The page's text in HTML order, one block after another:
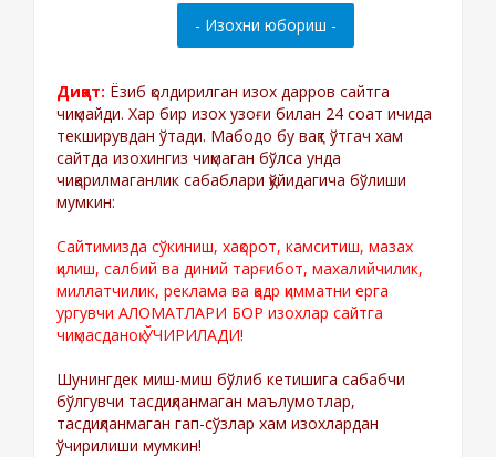
Диққат: Ёзиб қолдирилган изох дарров сайтга
чиқмайди. Хар бир изох узоғи билан 24 соат ичида
текширувдан ўтади. Мабодо бу вақт ўтгач хам
сайтда изохингиз чиқмаган бўлса унда
чиқарилмаганлик сабаблари қўйидагича бўлиши
мумкин:
Сайтимизда сўкиниш, хақорот, камситиш, мазах
қилиш, салбий ва диний тарғибот, махалийчилик,
миллатчилик, реклама ва қадр қимматни ерга
ургувчи АЛОМАТЛАРИ БОР изохлар сайтга
чиқмасданоқ ЎЧИРИЛАДИ!
Шунингдек миш-миш бўлиб кетишига сабабчи
бўлгувчи тасдиқланмаган маълумотлар,
тасдиқланмаган гап-сўзлар хам изохлардан
ўчирилиши мумкин!